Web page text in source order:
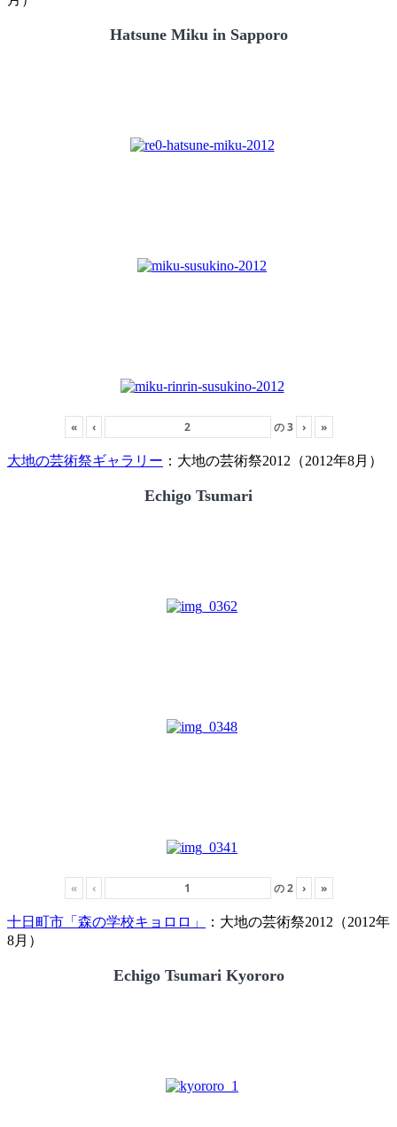
Hatsune Miku in Sapporo
« ‹ の3 › »
大地の芸術祭ギャラリー ：大地の芸術祭2012（2012年8月）
Echigo Tsumari
« ‹ の2 › »
十日町市「森の学校キョロロ」
：大地の芸術祭2012（2012年
8月）
Echigo Tsumari Kyororo